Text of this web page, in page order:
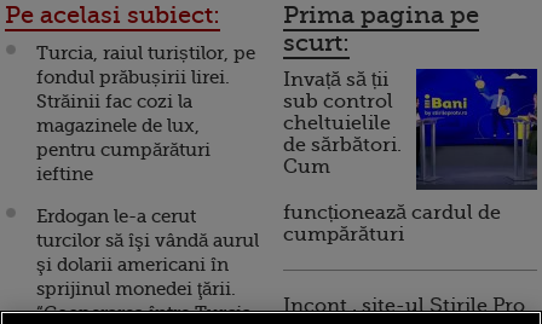
Pe acelasi subiect:
Turcia, raiul turiștilor, pe
fondul prăbușirii lirei.
Străinii fac cozi la
magazinele de lux,
pentru cumpărături
ieftine
Erdogan le-a cerut
turcilor să îşi vândă aurul
şi dolarii americani în
sprijinul monedei ţării.
“Cooperarea între Turcia
Prima pagina pe
scurt:
Invață să ții
sub control
cheltuielile
de sărbători.
Cum
funcționează cardul de
cumpărături
Incont , site-ul Știrile Pro